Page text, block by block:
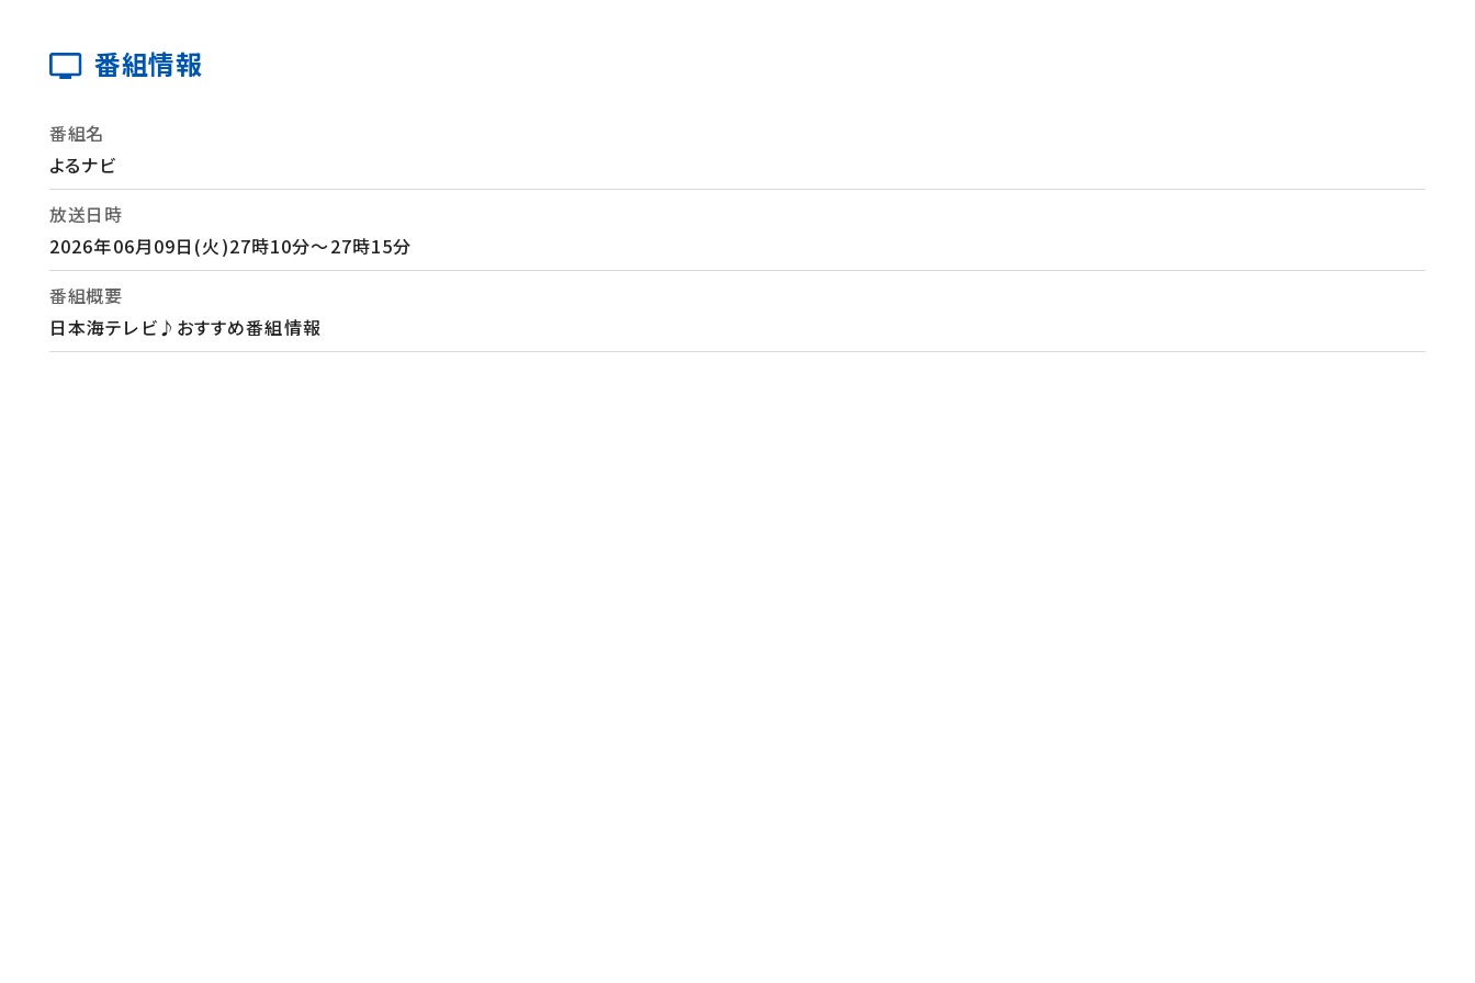
番組情報
番組名
よるナビ
放送日時
2026年06月09日(火)27時10分～27時15分
番組概要
日本海テレビ♪おすすめ番組情報